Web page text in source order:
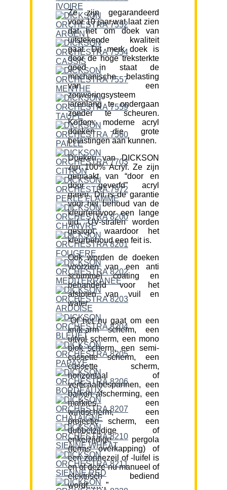
Ze zijn gegarandeerd
voor 10 jaar,wat laat zien
dat het om doek van
uitstekende kwaliteit
gaat. Dit merk doek is
door de hoge treksterkte
goed in staat de
mechanische belasting
van een
zonweringsysteem
jarenlang te ondergaan
zonder te scheuren.
Kortom; moderne acryl
doeken die grote
belastingen aan kunnen.
Doeken van DICKSON
zijn 100% Acryl. Ze zijn
gemaakt van “door en
door geverfd” acryl
garen. Dit is de garantie
voor het behoud van de
kleur(en)voor een lange
tijd. UV-stralen worden
gestopt waardoor het
kleurbehoud een feit is.
Ook worden de doeken
voorzien van een anti
schimmel coating en
behandeld voor het
afstoten van vuil en
water.
“Of het nu gaat om een
knik-arm scherm, een
uitval scherm, een mono
blok scherm, een semi-
cassette scherm, een
cassette scherm,
horizontaal of
verticaalbespannen, een
balkon afscherming, een
markies, een
windscherm, een
projectie scherm, een
dubbelzijdige of
enkelzijdige pergola
(terras overkapping) of
een zonnezeil of -luifel is
en of deze nu manueel of
elektrisch bediend
wordt…….”